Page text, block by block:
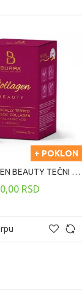
+ POKLON
BURRA COLLAGEN BEAUTY TEČNI KOLAGEN ANTI-AGE, 15x15ml
RSD